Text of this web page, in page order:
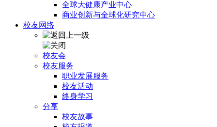
全球大健康产业中心
商业创新与全球化研究中心
校友网络
校友会
校友服务
职业发展服务
校友活动
终身学习
分享
校友故事